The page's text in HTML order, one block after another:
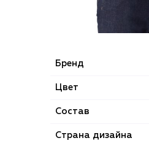
Бренд
Цвет
Состав
Страна дизайна